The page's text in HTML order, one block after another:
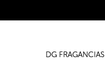
DG FRAGANCIAS